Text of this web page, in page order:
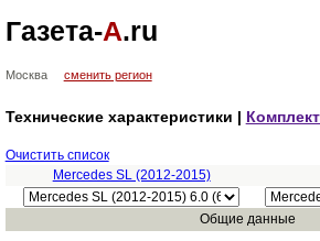
Газета-А.ru
Москва сменить регион
Технические характеристики |
Очистить список
Mercedes SL (2012-2015)
Общие данные